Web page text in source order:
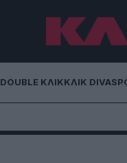
DOUBLE ΚΛΙΚΚΛΙΚ DIVA